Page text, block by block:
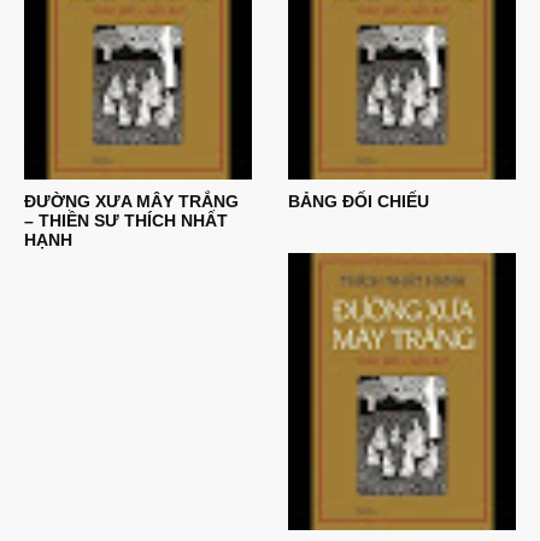
ĐƯỜNG XƯA MÂY TRẮNG
– THIỀN SƯ THÍCH NHẤT
HẠNH
BẢNG ĐỐI CHIẾU